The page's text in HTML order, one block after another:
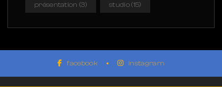
présentation (3) studio(15)
facebook instagram